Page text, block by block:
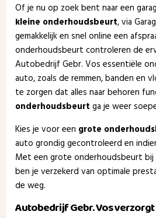
Of je nu op zoek bent naar een
kleine onderhoudsbeurt, via
gemakkelijk en snel online een
onderhoudsbeurt controleren de
Autobedrijf Gebr. Vos essentiële
auto, zoals de remmen, banden en
te zorgen dat alles naar behoren
onderhoudsbeurt ga je weer
Kies je voor een grote
auto grondig gecontroleerd en
Met een grote onderhoudsbeurt
ben je verzekerd van optimale
de weg.
Autobedrijf Gebr. Vos